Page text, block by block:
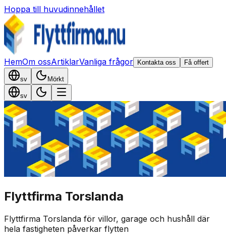
Hoppa till huvudinnehållet
HemOm ossArtiklarVanliga frågor Kontakta oss Få offert
sv Mörkt
sv
Flyttfirma Torslanda
Flyttfirma Torslanda för villor, garage och hushåll där
hela fastigheten påverkar flytten